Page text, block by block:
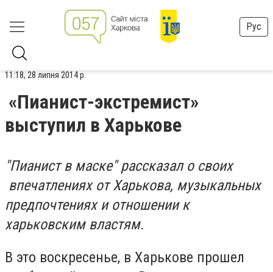
Рус
11:18, 28 липня 2014 р.
«Пианист-экстремист»
выступил в Харькове
"Пианист в маске" рассказал о своих
впечатлениях от Харькова, музыкальных
предпочтениях и отношении к
харьковским властям.
В это воскресенье, в Харькове прошел